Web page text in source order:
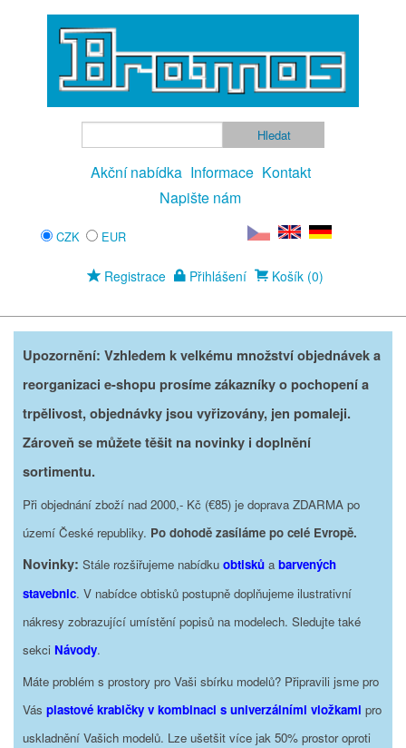
Akční nabídka Informace Kontakt
Napište nám
CZK EUR
Registrace Přihlášení Košík (0)
Upozornění: Vzhledem k velkému množství objednávek a
reorganizaci e-shopu prosíme zákazníky o pochopení a
trpělivost, objednávky jsou vyřizovány, jen pomaleji.
Zároveň se můžete těšit na novinky i doplnění
sortimentu.
Při objednání zboží nad 2000,- Kč (€85) je doprava ZDARMA po
území České republiky. Po dohodě zasíláme po celé Evropě.
Novinky: Stále rozšiřujeme nabídku obtisků a barvených
stavebnic. V nabídce obtisků postupně doplňujeme ilustrativní
nákresy zobrazující umístění popisů na modelech. Sledujte také
sekci Návody.
Máte problém s prostory pro Vaši sbírku modelů? Připravili jsme pro
Vás plastové krabičky v kombinaci s univerzálními vložkami pro
uskladnění Vašich modelů. Lze ušetšit více jak 50% prostor oproti